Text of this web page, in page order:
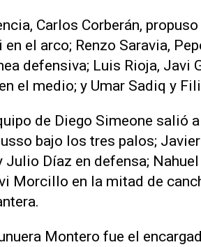
Carlos Corberán,
el arco; Renzo Saravia,
defensiva; Luis Rioja, Javi
el medio; y Umar Sadiq y
de Diego Simeone salió
bajo los tres palos;
Julio Díaz en defensa;
Morcillo en la mitad de
Montero fue el